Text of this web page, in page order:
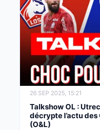
26 SEP 2025, 15:21
Talkshow OL :
décrypte l’actu
(O&L)